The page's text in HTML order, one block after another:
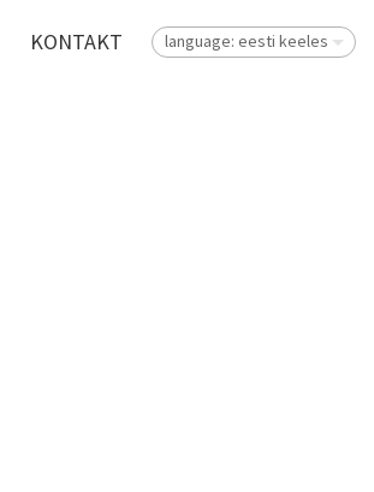
KONTAKT language: eesti keeles